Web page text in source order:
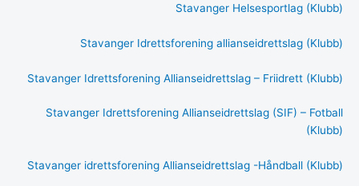
Stavanger Helsesportlag (Klubb)
Stavanger Idrettsforening allianseidrettslag (Klubb)
Stavanger Idrettsforening Allianseidrettslag – Friidrett (Klubb)
Stavanger Idrettsforening Allianseidrettslag (SIF) – Fotball
(Klubb)
Stavanger idrettsforening Allianseidrettslag -Håndball (Klubb)